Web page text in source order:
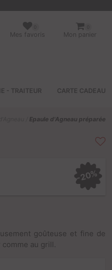
Mes favoris Mon panier
- TRAITEUR CARTE CADEAU
Epaule d'Agneau préparée
-20%
goûteuse et fine de
au grill.